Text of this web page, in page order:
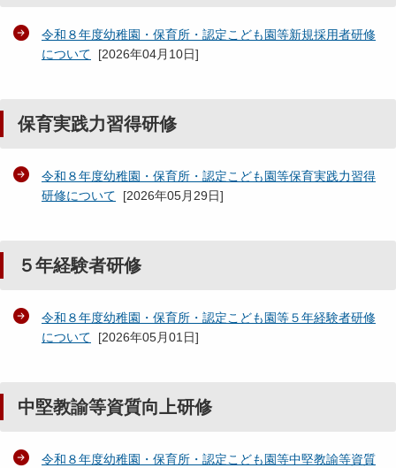
令和８年度幼稚園・保育所・認定こども園等新規採用者研修
について [2026年04月10日]
保育実践力習得研修
令和８年度幼稚園・保育所・認定こども園等保育実践力習得
研修について [2026年05月29日]
５年経験者研修
令和８年度幼稚園・保育所・認定こども園等５年経験者研修
について [2026年05月01日]
中堅教諭等資質向上研修
令和８年度幼稚園・保育所・認定こども園等中堅教諭等資質